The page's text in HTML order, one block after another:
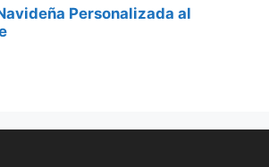
Personalizada al